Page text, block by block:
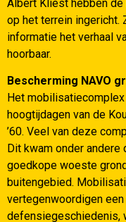
Albert Kliest hebben
op het terrein ingericht.
informatie het verhaal
hoorbaar.
Bescherming NAVO
Het
hoogtijdagen van de
’60. Veel van deze
Dit kwam onder
goedkope woeste
buitengebied.
vertegenwoordigen
defensiegeschiedenis,